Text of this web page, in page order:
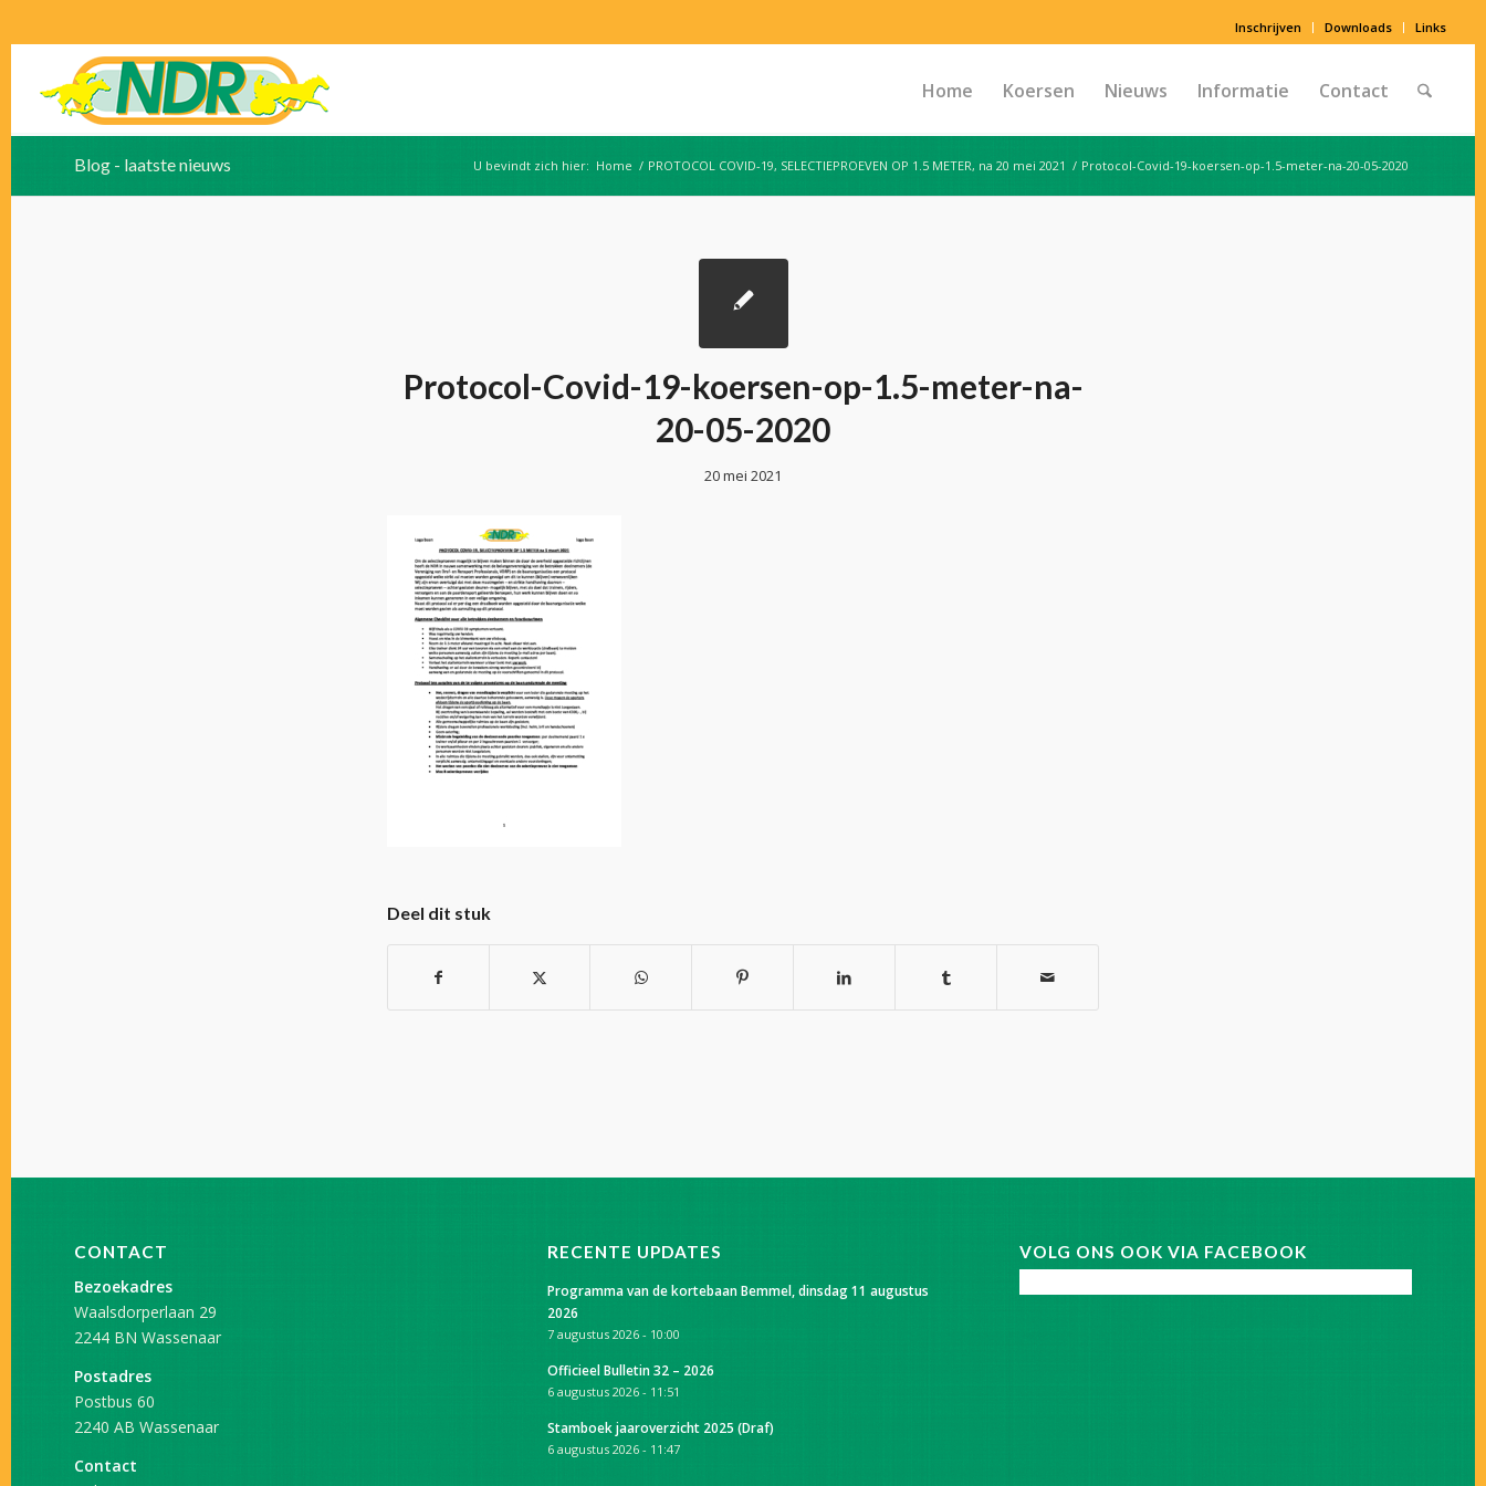
Inschrijven Downloads Links
Home Koersen Nieuws Informatie Contact
Blog - laatste nieuws U bevindt zich hier: Home / PROTOCOL COVID-19, SELECTIEPROEVEN OP 1.5 METER, na 20 mei 2021 / Protocol-Covid-19-koersen-op-1.5-meter-na-20-05-2020
Protocol-Covid-19-koersen-op-1.5-meter-na-
20-05-2020
20 mei 2021
Deel dit stuk
CONTACT
Bezoekadres
Waalsdorperlaan 29
2244 BN Wassenaar
Postadres
Postbus 60
2240 AB Wassenaar
Contact
RECENTE UPDATES
Programma van de kortebaan Bemmel, dinsdag 11 augustus
2026
7 augustus 2026 - 10:00
Officieel Bulletin 32 – 2026
6 augustus 2026 - 11:51
Stamboek jaaroverzicht 2025 (Draf)
6 augustus 2026 - 11:47
VOLG ONS OOK VIA FACEBOOK